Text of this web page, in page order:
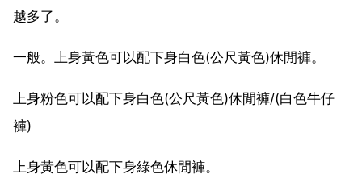
越多了。
一般。上身黃色可以配下身白色(公尺黃色)休閒褲。
上身粉色可以配下身白色(公尺黃色)休閒褲/(白色牛仔
褲)
上身黃色可以配下身綠色休閒褲。